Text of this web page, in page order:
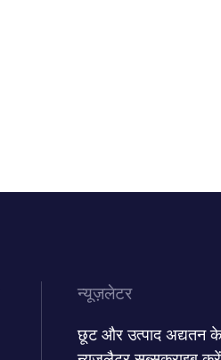
न्यूज़लेटर
छूट और उत्पाद अद्यतन के